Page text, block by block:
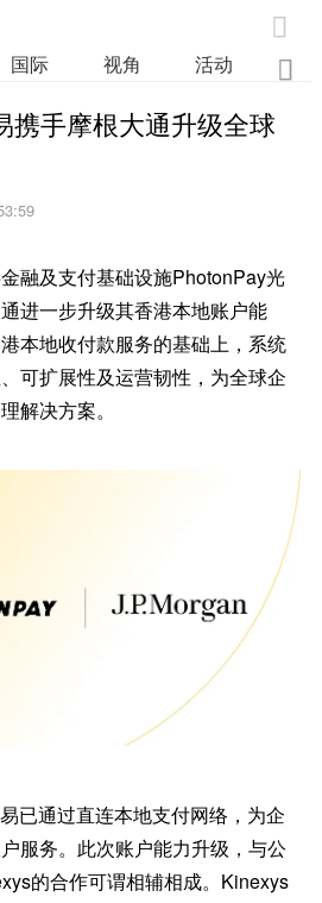

国际 视角 活动 业

携手摩根大通升级全球
融及支付基础设施PhotonPay光
进一步升级其香港本地账户能
本地收付款服务的基础上，系统
可扩展性及运营韧性，为全球企
解决方案。
已通过直连本地支付网络，为企
服务。此次账户能力升级，与公
的合作可谓相辅相成。Kinexys